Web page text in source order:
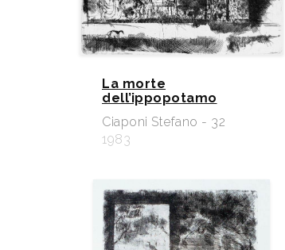
La morte
dell’ippopotamo
Ciaponi Stefano - 32
1983